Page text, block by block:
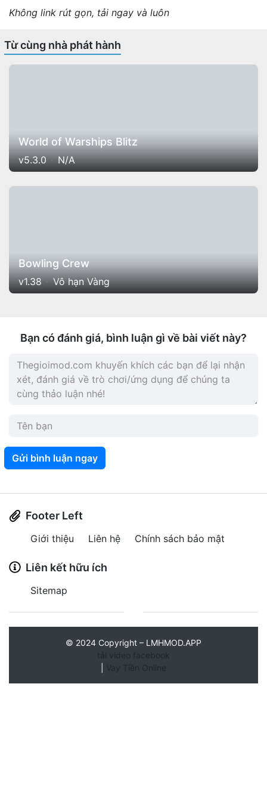
Không link rút gọn, tải ngay và luôn
Từ cùng nhà phát hành
World of Warships Blitz
v5.3.0 N/A
Bowling Crew
v1.38 Vô hạn Vàng
Bạn có đánh giá, bình luận gì về bài viết này?
Gửi bình luận ngay
Footer Left
Giới thiệu Liên hệ Chính sách bảo mật
Liên kết hữu ích
Sitemap
© 2024 Copyright – LMHMOD.APP
tải video facebook
Vay Tiền Online